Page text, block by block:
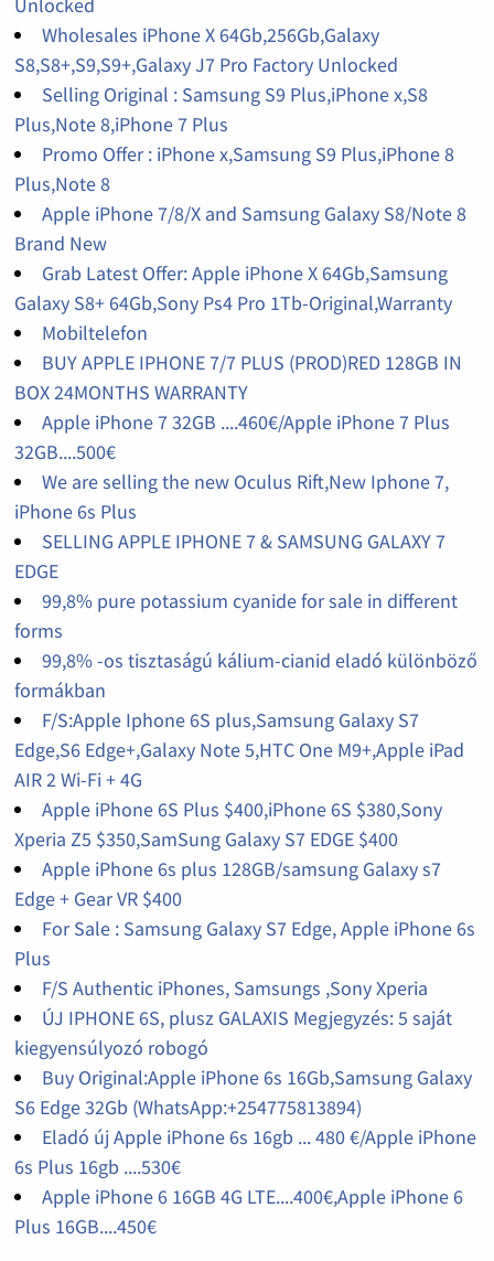
Wholesales iPhone X 64Gb,256Gb,Galaxy
S8,S8+,S9,S9+,Galaxy J7 Pro Factory Unlocked
Selling Original : Samsung S9 Plus,iPhone x,S8
Plus,Note 8,iPhone 7 Plus
Promo Offer : iPhone x,Samsung S9 Plus,iPhone 8
Plus,Note 8
Apple iPhone 7/8/X and Samsung Galaxy S8/Note 8
Brand New
Grab Latest Offer: Apple iPhone X 64Gb,Samsung
Galaxy S8+ 64Gb,Sony Ps4 Pro 1Tb-Original,Warranty
Mobiltelefon
BUY APPLE IPHONE 7/7 PLUS (PROD)RED 128GB IN
BOX 24MONTHS WARRANTY
Apple iPhone 7 32GB ....460€/Apple iPhone 7 Plus
32GB....500€
We are selling the new Oculus Rift,New Iphone 7,
iPhone 6s Plus
SELLING APPLE IPHONE 7 & SAMSUNG GALAXY 7
EDGE
99,8% pure potassium cyanide for sale in different
forms
99,8% -os tisztaságú kálium-cianid eladó különböző
formákban
F/S:Apple Iphone 6S plus,Samsung Galaxy S7
Edge,S6 Edge+,Galaxy Note 5,HTC One M9+,Apple iPad
AIR 2 Wi-Fi + 4G
Apple iPhone 6S Plus $400,iPhone 6S $380,Sony
Xperia Z5 $350,SamSung Galaxy S7 EDGE $400
Apple iPhone 6s plus 128GB/samsung Galaxy s7
Edge + Gear VR $400
For Sale : Samsung Galaxy S7 Edge, Apple iPhone 6s
Plus
F/S Authentic iPhones, Samsungs ,Sony Xperia
ÚJ IPHONE 6S, plusz GALAXIS Megjegyzés: 5 saját
kiegyensúlyozó robogó
Buy Original:Apple iPhone 6s 16Gb,Samsung Galaxy
S6 Edge 32Gb (WhatsApp:+254775813894)
Eladó új Apple iPhone 6s 16gb ... 480 €/Apple iPhone
6s Plus 16gb ....530€
Apple iPhone 6 16GB 4G LTE....400€,Apple iPhone 6
Plus 16GB....450€